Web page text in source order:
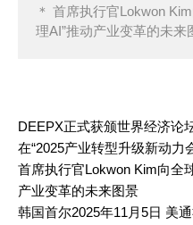
＊ 首席执行官Lokwon
理AI”推动产业变革的未
DEEPX正式获颁世界经济论
在“2025产业转型升级新动力
首席执行官Lokwon Kim向全
产业变革的未来图景
韩国首尔2025年11月5日 美